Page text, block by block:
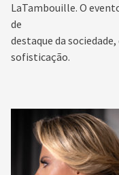
LaTambouille. O
de
destaque da
sofisticação.